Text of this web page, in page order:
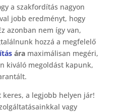
a szakfordítás nagyon
jobb eredményt, hogy
azonban nem így van,
hozzá a megfelelő
áramaximálisan megéri,
kiváló megoldást kapunk,
a legjobb helyen jár!
vagy